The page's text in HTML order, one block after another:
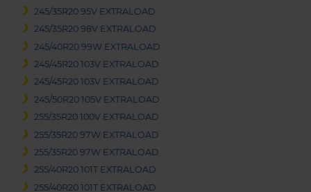
245/35R20 95V EXTRALOAD
245/35R20 98V EXTRALOAD
245/40R20 99W EXTRALOAD
245/45R20 103V EXTRALOAD
245/45R20 103V EXTRALOAD
245/50R20 105V EXTRALOAD
255/35R20 100V EXTRALOAD
255/35R20 97W EXTRALOAD
255/35R20 97W EXTRALOAD
255/40R20 101T EXTRALOAD
255/40R20 101T EXTRALOAD